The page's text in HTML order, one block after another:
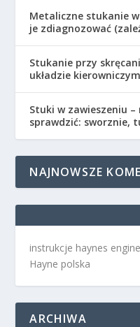
Metaliczne stukanie
je zdiagnozować
Stukanie przy
układzie
Stuki w zawieszeniu
sprawdzić: sworznie,
NAJNOWSZE
instrukcje haynes
Hayne polska
ARCHIWA